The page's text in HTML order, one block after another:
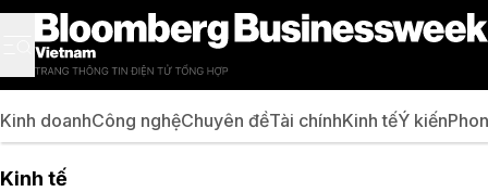
Kinh doanhCông nghệChuyên đềTài chínhKinh tếÝ kiến
Kinh tế